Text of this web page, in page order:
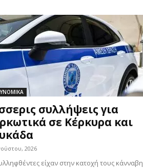
συλλήψεις για
σε Κέρκυρα και
2026
είχαν στην κατοχή τους κάνναβη